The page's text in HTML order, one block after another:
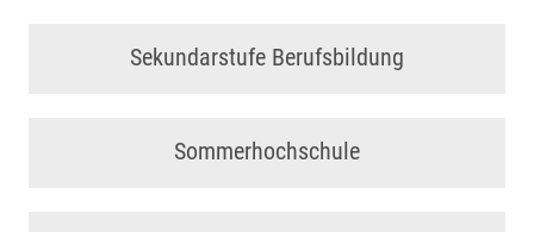
Sekundarstufe Berufsbildung
Sommerhochschule